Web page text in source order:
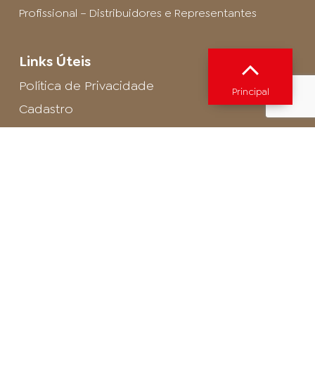
Profissional – Distribuidores e Representantes
Links Úteis
Política de Privacidade
Cadastro
SAC - Profissional
Principal